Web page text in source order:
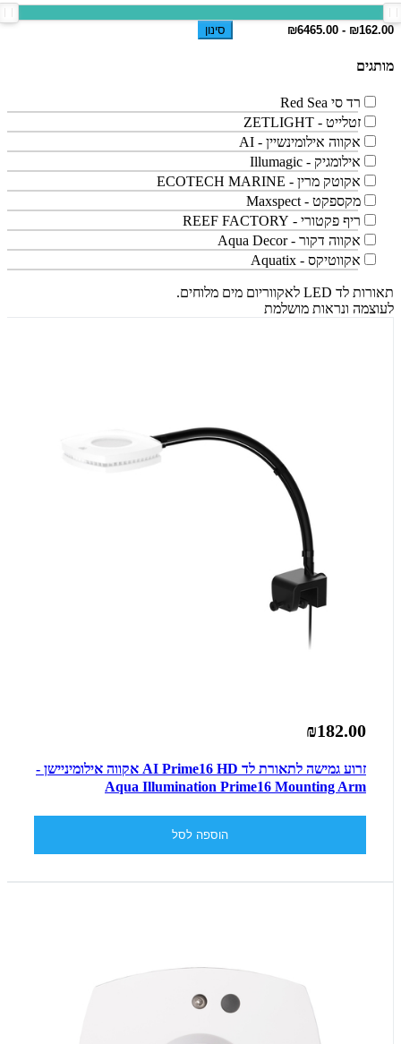
סינון
מותגים
רד סי Red Sea
זטלייט - ZETLIGHT
אקווה אילומינשיין - AI
אילומגיק - Illumagic
אקוטק מרין - ECOTECH MARINE
מקספקט - Maxspect
ריף פקטורי - REEF FACTORY
אקווה דקור - Aqua Decor
אקווטיקס - Aquatix
תאורות לד LED לאקווריום מים מלוחים.
לעוצמה ונראות מושלמת
₪182.00
זרוע גמישה לתאורת לד AI Prime16 HD אקווה אילומיניישן -
Aqua Illumination Prime16 Mounting Arm
הוספה לסל